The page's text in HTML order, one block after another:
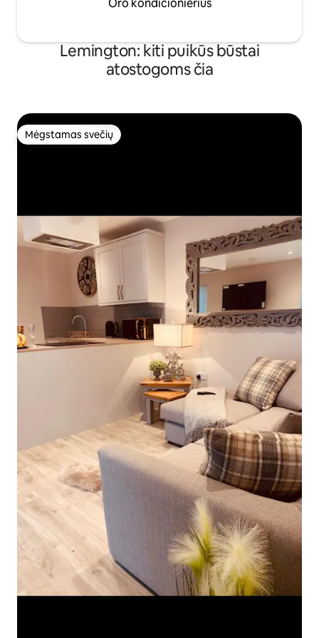
Lemington: kiti puikūs būstai
atostogoms čia
Mėgstamas svečių
Mėgstamas svečių